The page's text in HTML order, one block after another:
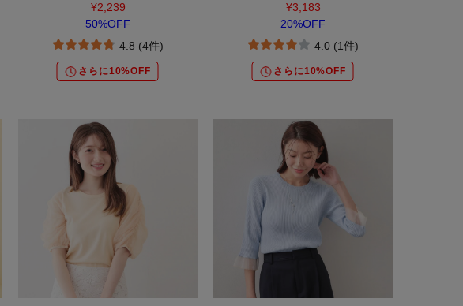
¥2,239
50%OFF
4.8 (4件)
さらに10%OFF
¥3,183
20%OFF
4.0 (1件)
さらに10%OFF